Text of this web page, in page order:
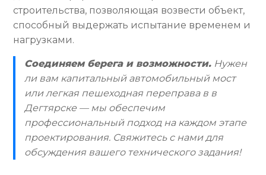
строительства, позволяющая возвести объект,
способный выдержать испытание временем и
нагрузками.
Соединяем берега и возможности. Нужен
ли вам капитальный автомобильный мост
или легкая пешеходная переправа в в
Дегтярске — мы обеспечим
профессиональный подход на каждом этапе
проектирования. Свяжитесь с нами для
обсуждения вашего технического задания!